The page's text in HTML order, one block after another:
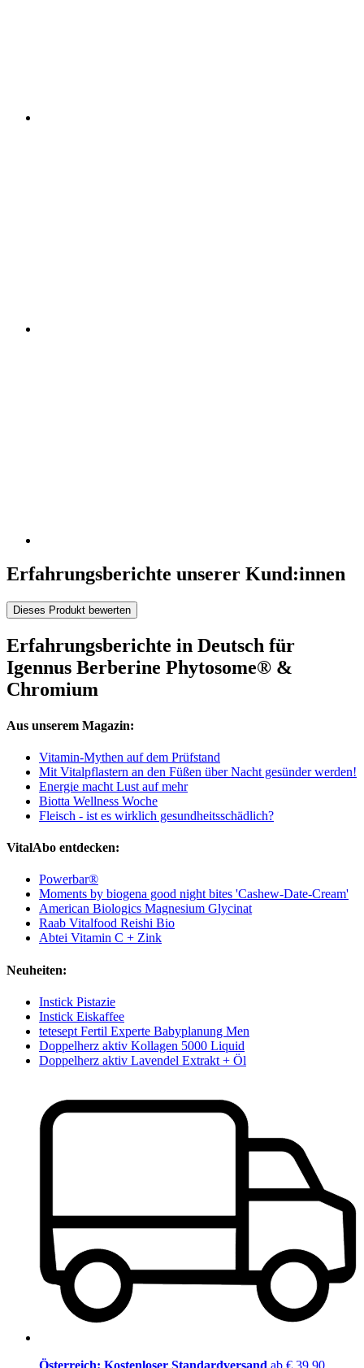
Erfahrungsberichte unserer Kund:innen
Dieses Produkt bewerten
Erfahrungsberichte in Deutsch für
Igennus Berberine Phytosome® &
Chromium
Aus unserem Magazin:
Vitamin-Mythen auf dem Prüfstand
Mit Vitalpflastern an den Füßen über Nacht gesünder werden!
Energie macht Lust auf mehr
Biotta Wellness Woche
Fleisch - ist es wirklich gesundheitsschädlich?
VitalAbo entdecken:
Powerbar®
Moments by biogena good night bites 'Cashew-Date-Cream'
American Biologics Magnesium Glycinat
Raab Vitalfood Reishi Bio
Abtei Vitamin C + Zink
Neuheiten:
Instick Pistazie
Instick Eiskaffee
tetesept Fertil Experte Babyplanung Men
Doppelherz aktiv Kollagen 5000 Liquid
Doppelherz aktiv Lavendel Extrakt + Öl